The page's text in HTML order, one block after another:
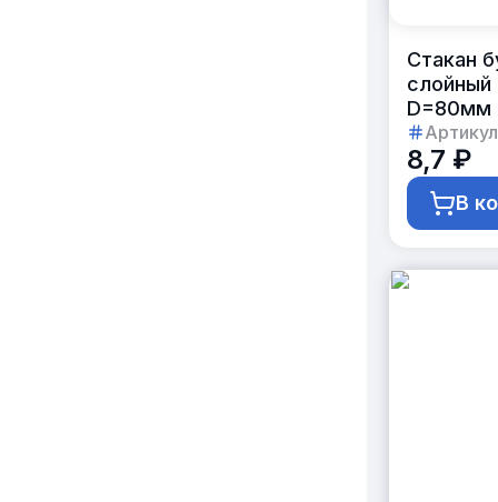
Стакан
D=80мм
8,7 ₽
В